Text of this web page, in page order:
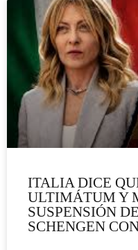
ITALIA DICE
ULTIMÁTUM Y
SUSPENSIÓN
SCHENGEN